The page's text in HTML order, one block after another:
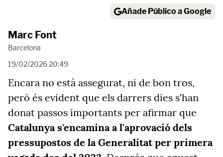
Añade Público a Google
Marc Font
Barcelona
19/02/2026 20:49
Encara no està assegurat, ni de bon tros,
però és evident que els darrers dies s'han
donat passos importants per afirmar que
Catalunya s'encamina a l'aprovació dels
pressupostos de la Generalitat per primera